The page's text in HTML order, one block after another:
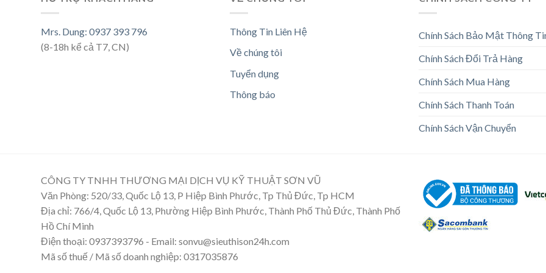
Mrs. Dung: 0937 393 796
(8-18h kể cả T7, CN)
Thông Tin Liên Hệ
Về chúng tôi
Tuyển dụng
Thông báo
Chính Sách Bảo Mật Thông
Chính Sách Đổi Trả Hàng
Chính Sách Mua Hàng
Chính Sách Thanh Toán
Chính Sách Vận Chuyển
CÔNG TY TNHH THƯƠNG MẠI DỊCH VỤ KỸ THUẬT SƠN VŨ
Văn Phòng: 520/33, Quốc Lộ 13, P Hiệp Bình Phước, Tp Thủ Đức, Tp HCM
Địa chỉ: 766/4, Quốc Lộ 13, Phường Hiệp Bình Phước, Thành Phố Thủ Đức, Thành Phố
Hồ Chí Minh
Điện thoại: 0937393796 - Email: sonvu@sieuthison24h.com
Mã số thuế / Mã số doanh nghiệp: 0317035876